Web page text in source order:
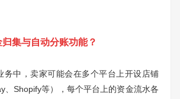
与自动分账功能？
中，卖家可能会在多个平台上开设店铺
、Shopify等），每个平台上的资金流水各